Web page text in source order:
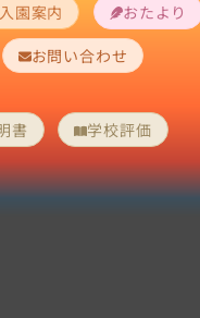
園案内
おたより
お問い合わせ
書 学校評価